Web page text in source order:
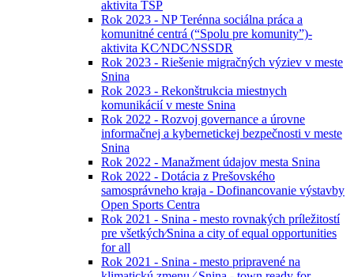
aktivita TSP
Rok 2023 - NP Terénna sociálna práca a
komunitné centrá (“Spolu pre komunity”)-
aktivita KC⁄NDC⁄NSSDR
Rok 2023 - Riešenie migračných výziev v meste
Snina
Rok 2023 - Rekonštrukcia miestnych
komunikácií v meste Snina
Rok 2022 - Rozvoj governance a úrovne
informačnej a kybernetickej bezpečnosti v meste
Snina
Rok 2022 - Manažment údajov mesta Snina
Rok 2022 - Dotácia z Prešovského
samosprávneho kraja - Dofinancovanie výstavby
Open Sports Centra
Rok 2021 - Snina - mesto rovnakých príležitostí
pre všetkých⁄Snina a city of equal opportunities
for all
Rok 2021 - Snina - mesto pripravené na